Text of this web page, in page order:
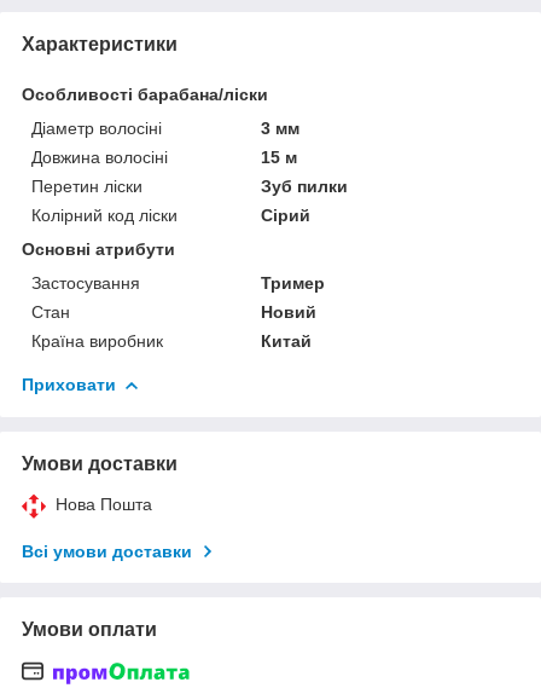
Характеристики
Особливості барабана/ліски
Діаметр волосіні
3 мм
Довжина волосіні
15 м
Перетин ліски
Зуб пилки
Колірний код ліски
Сірий
Основні атрибути
Застосування
Тример
Стан
Новий
Країна виробник
Китай
Приховати
Умови доставки
Нова Пошта
Всі умови доставки
Умови оплати